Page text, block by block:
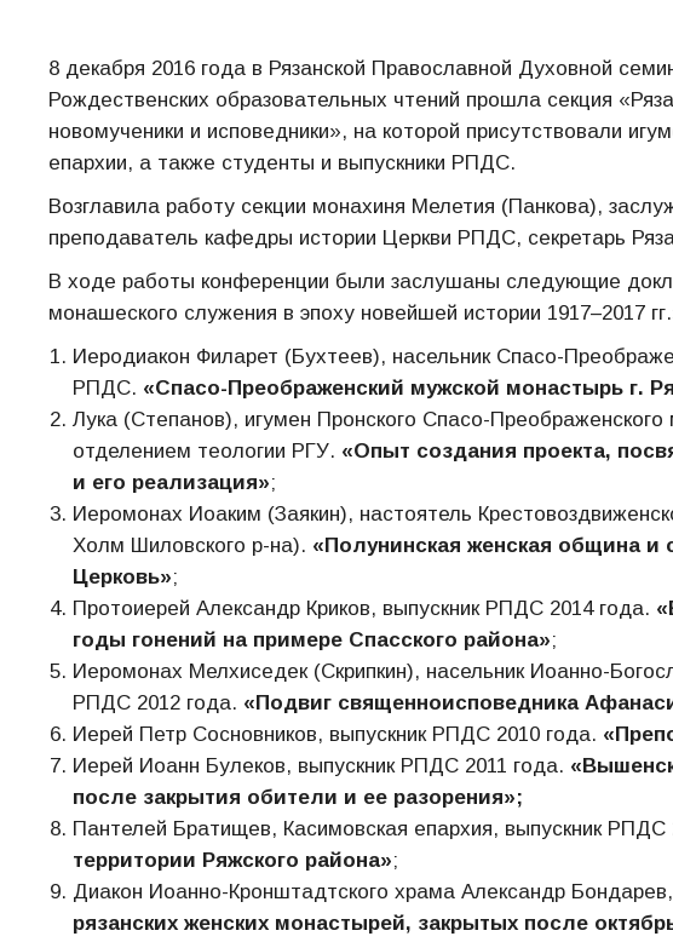
8 декабря 2016 года в Рязанской Православной Духовной
Рождественских образовательных чтений прошла секция
новомученики и исповедники», на которой присутствовали
епархии, а также студенты и выпускники РПДС.
Возглавила работу секции монахиня Мелетия (Панкова),
преподаватель кафедры истории Церкви РПДС, секретарь
В ходе работы конференции были заслушаны следующие
монашеского служения в эпоху новейшей истории 1917–2017
Иеродиакон Филарет (Бухтеев), насельник Спасо-
РПДС. «Спасо-Преображенский мужской монастырь г.
Лука (Степанов), игумен Пронского Спасо-
отделением теологии РГУ. «Опыт создания проекта,
и его реализация»;
Иеромонах Иоаким (Заякин), настоятель
Холм Шиловского р-на). «Полунинская женская община и
Церковь»;
Протоиерей Александр Криков, выпускник РПДС 2014 года.
годы гонений на примере Спасского района»;
Иеромонах Мелхиседек (Скрипкин), насельник Иоанно-
РПДС 2012 года. «Подвиг священноисповедника
Иерей Петр Сосновников, выпускник РПДС 2010 года.
Иерей Иоанн Булеков, выпускник РПДС 2011 года.
после закрытия обители и ее разорения»;
Пантелей Братищев, Касимовская епархия, выпускник РПДС
территории Ряжского района»;
Диакон Иоанно-Кронштадтского храма Александр
рязанских женских монастырей, закрытых после